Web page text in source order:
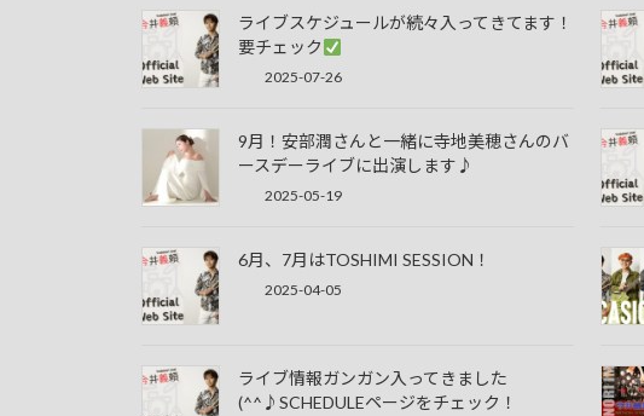
ライブスケジュールが続々入ってきてます！
要チェック
2025-07-26
9月！安部潤さんと一緒に寺地美穂さんのバ
ースデーライブに出演します♪
2025-05-19
6月、7月はTOSHIMI SESSION！
2025-04-05
ライブ情報ガンガン入ってきました
(^^♪SCHEDULEページをチェック！